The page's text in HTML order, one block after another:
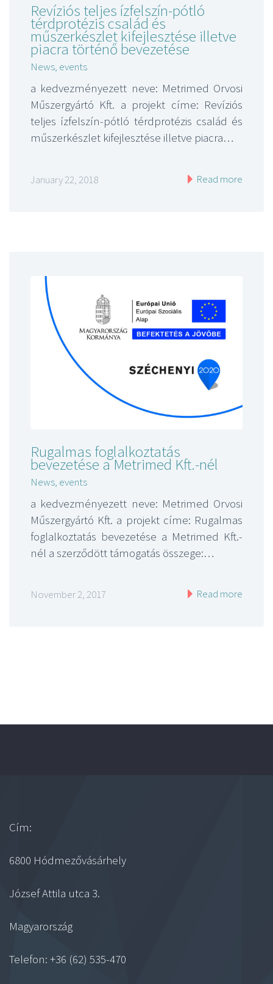
Revíziós teljes ízfelszín-pótló
térdprotézis család és
műszerkészlet kifejlesztése illetve
piacra történő bevezetése
News, events
a kedvezményezett neve: Metrimed Orvosi
Műszergyártó Kft. a projekt címe: Revíziós
teljes ízfelszín-pótló térdprotézis család és
műszerkészlet kifejlesztése illetve piacra…
January 22, 2018 Read more
Rugalmas foglalkoztatás
bevezetése a Metrimed Kft.-nél
News, events
a kedvezményezett neve: Metrimed Orvosi
Műszergyártó Kft. a projekt címe: Rugalmas
foglalkoztatás bevezetése a Metrimed Kft.-
nél a szerződött támogatás összege:…
November 2, 2017 Read more
Cím:
6800 Hódmezővásárhely
József Attila utca 3.
Magyarország
Telefon: +36 (62) 535-470